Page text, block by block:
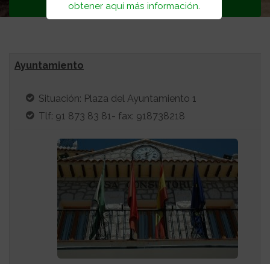
obtener aquí más información.
Inicio Directorio...
Ayuntamiento
Situación: Plaza del Ayuntamiento 1
Tlf: 91 873 83 81- fax: 918738218